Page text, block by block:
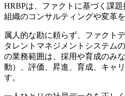
HRBPは、ファクトに基づく課題
組織のコンサルティングや変革
属人的な勘に頼らず、ファクト
タレントマネジメントシステム
の業務範囲は、採用や育成のみ
動）、評価、昇進、育成、キャ
す。